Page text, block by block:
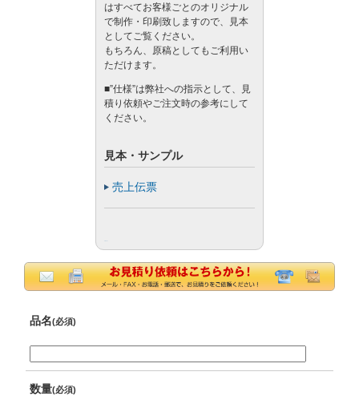
はすべてお客様ごとのオリジナル
で制作・印刷致しますので、見本
としてご覧ください。
もちろん、原稿としてもご利用い
ただけます。
■”仕様”は弊社への指示として、見
積り依頼やご注文時の参考にして
ください。
見本・サンプル
売上伝票
品名(必須)
数量(必須)